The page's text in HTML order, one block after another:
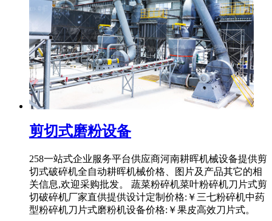
剪切式磨粉设备
258一站式企业服务平台供应商河南耕晖机械设备提供剪
切式破碎机全自动耕晖机械价格、图片及产品其它的相
关信息,欢迎采购批发。 蔬菜粉碎机菜叶粉碎机刀片式剪
切破碎机厂家直供提供设计定制价格:￥三七粉碎机中药
型粉碎机刀片式磨粉机设备价格:￥果皮高效刀片式。